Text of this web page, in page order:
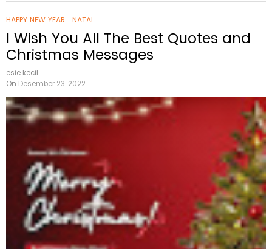
HAPPY NEW YEAR NATAL
I Wish You All The Best Quotes and
Christmas Messages
esie kecil
On Desember 23, 2022